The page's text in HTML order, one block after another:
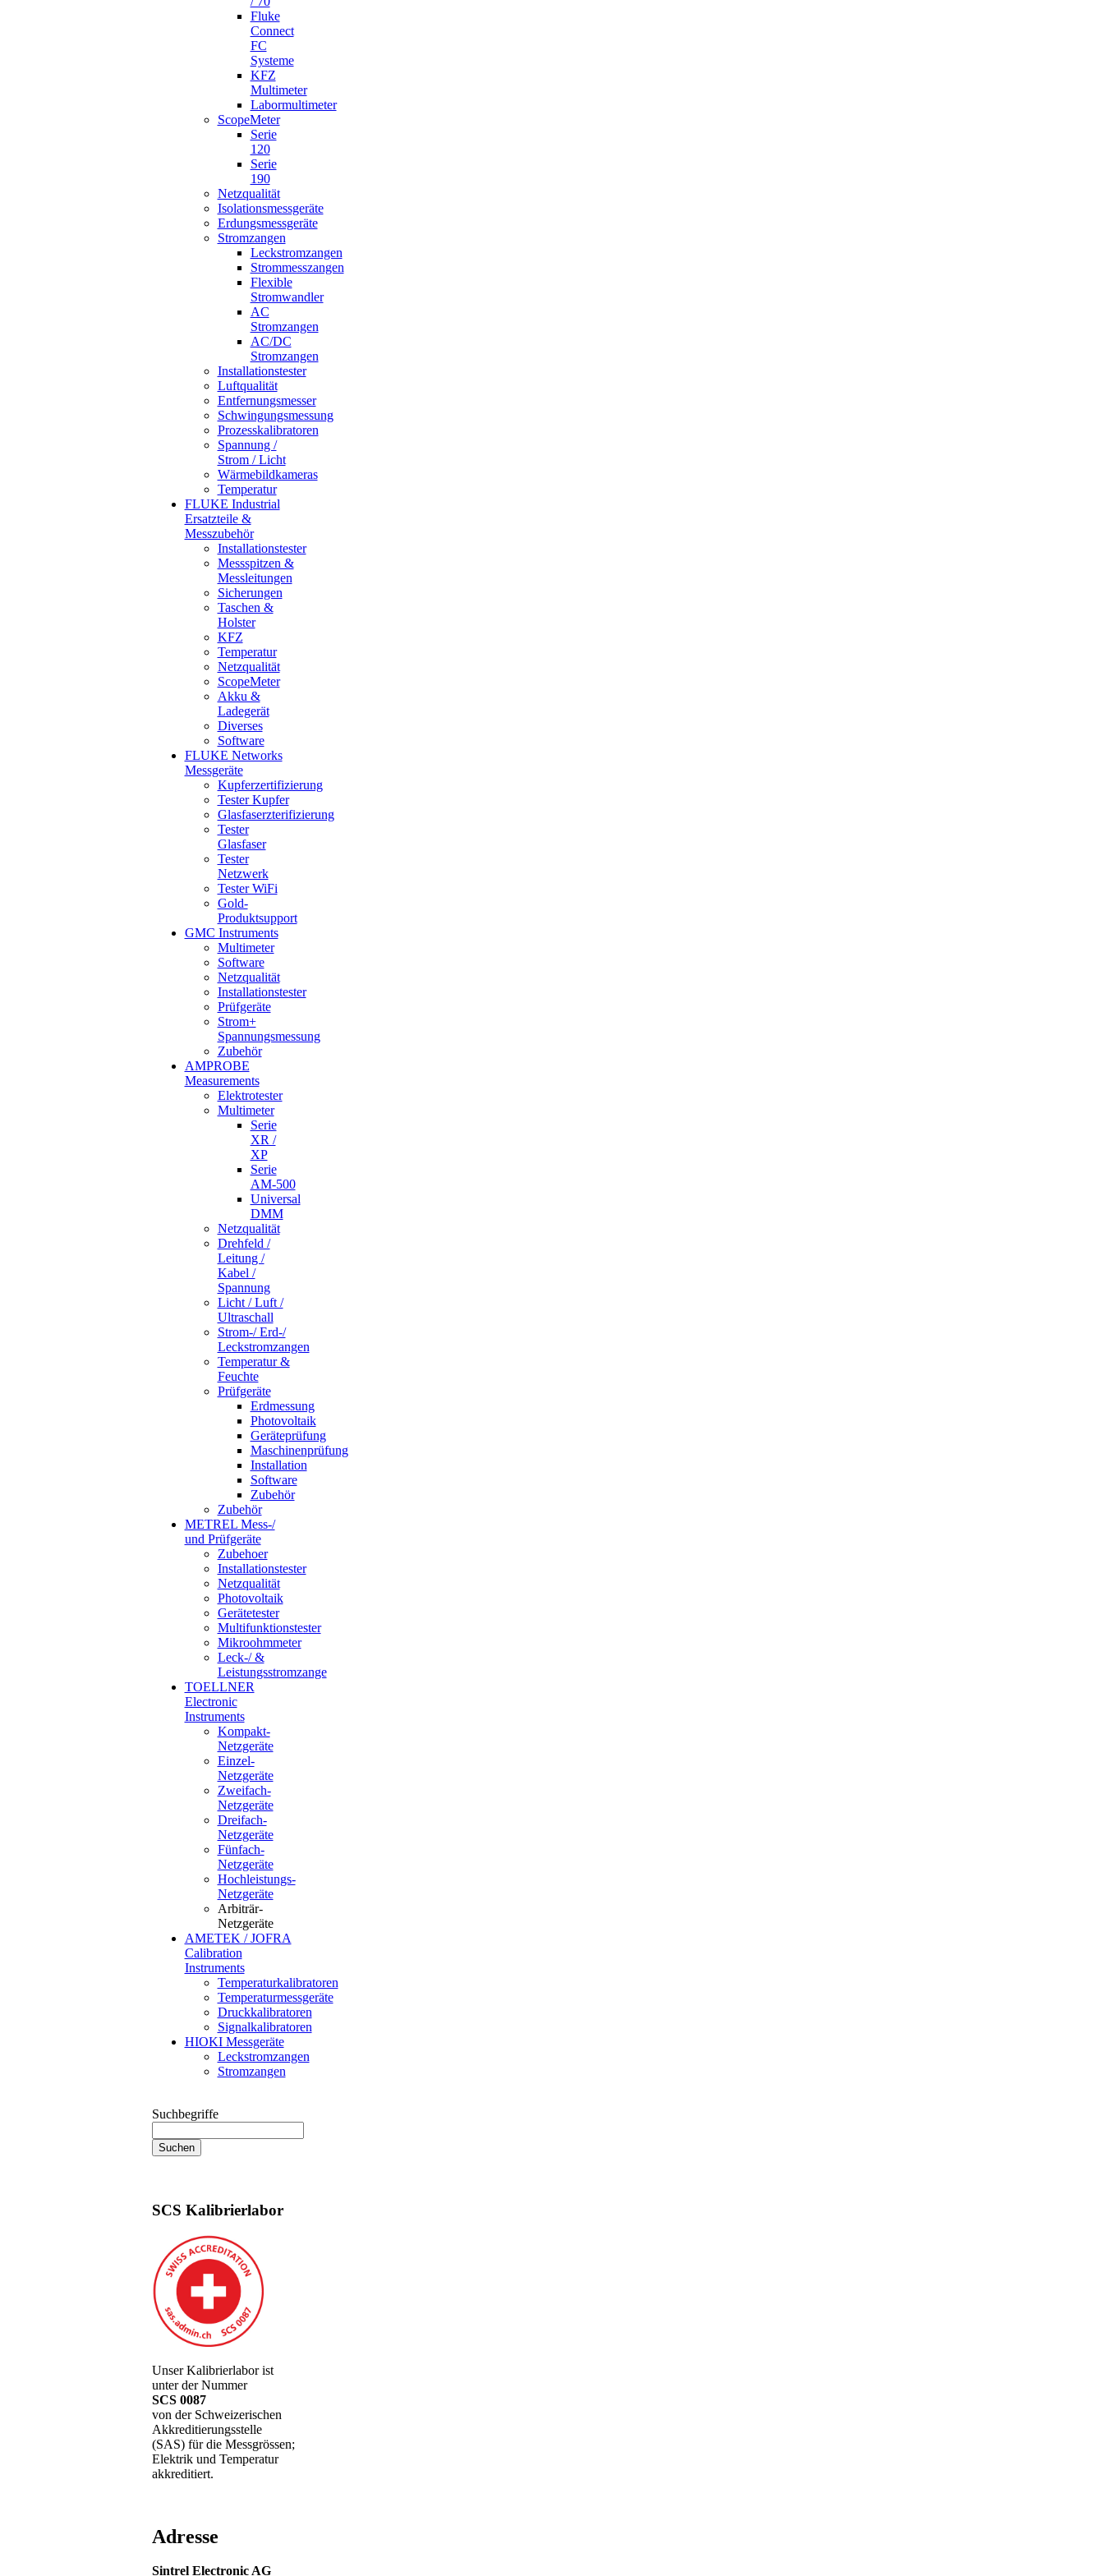
Fluke
Connect
FC
Systeme
KFZ
Multimeter
Labormultimeter
ScopeMeter
Serie
120
Serie
190
Netzqualität
Isolationsmessgeräte
Erdungsmessgeräte
Stromzangen
Leckstromzangen
Strommesszangen
Flexible
Stromwandler
AC
Stromzangen
AC/DC
Stromzangen
Installationstester
Luftqualität
Entfernungsmesser
Schwingungsmessung
Prozesskalibratoren
Spannung /
Strom / Licht
Wärmebildkameras
Temperatur
FLUKE Industrial
Ersatzteile &
Messzubehör
Installationstester
Messspitzen &
Messleitungen
Sicherungen
Taschen &
Holster
KFZ
Temperatur
Netzqualität
ScopeMeter
Akku &
Ladegerät
Diverses
Software
FLUKE Networks
Messgeräte
Kupferzertifizierung
Tester Kupfer
Glasfaserzterifizierung
Tester
Glasfaser
Tester
Netzwerk
Tester WiFi
Gold-
Produktsupport
GMC Instruments
Multimeter
Software
Netzqualität
Installationstester
Prüfgeräte
Strom+
Spannungsmessung
Zubehör
AMPROBE
Measurements
Elektrotester
Multimeter
Serie
XR /
XP
Serie
AM-500
Universal
DMM
Netzqualität
Drehfeld /
Leitung /
Kabel /
Spannung
Licht / Luft /
Ultraschall
Strom-/ Erd-/
Leckstromzangen
Temperatur &
Feuchte
Prüfgeräte
Erdmessung
Photovoltaik
Geräteprüfung
Maschinenprüfung
Installation
Software
Zubehör
Zubehör
METREL Mess-/
und Prüfgeräte
Zubehoer
Installationstester
Netzqualität
Photovoltaik
Gerätetester
Multifunktionstester
Mikroohmmeter
Leck-/ &
Leistungsstromzange
TOELLNER
Electronic
Instruments
Kompakt-
Netzgeräte
Einzel-
Netzgeräte
Zweifach-
Netzgeräte
Dreifach-
Netzgeräte
Fünfach-
Netzgeräte
Hochleistungs-
Netzgeräte
Arbiträr-
Netzgeräte
AMETEK / JOFRA
Calibration
Instruments
Temperaturkalibratoren
Temperaturmessgeräte
Druckkalibratoren
Signalkalibratoren
HIOKI Messgeräte
Leckstromzangen
Stromzangen
Suchbegriffe
SCS Kalibrierlabor
Unser Kalibrierlabor ist
unter der Nummer
SCS 0087
von der Schweizerischen
Akkreditierungsstelle
(SAS) für die Messgrössen;
Elektrik und Temperatur
akkreditiert.
Adresse
Sintrel Electronic AG